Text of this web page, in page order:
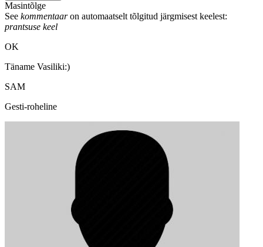
Masintõlge
See kommentaaron automaatselt tõlgitud järgmisest keelest:
prantsuse keel
OK
Täname Vasiliki:)
SAM
Gesti-roheline